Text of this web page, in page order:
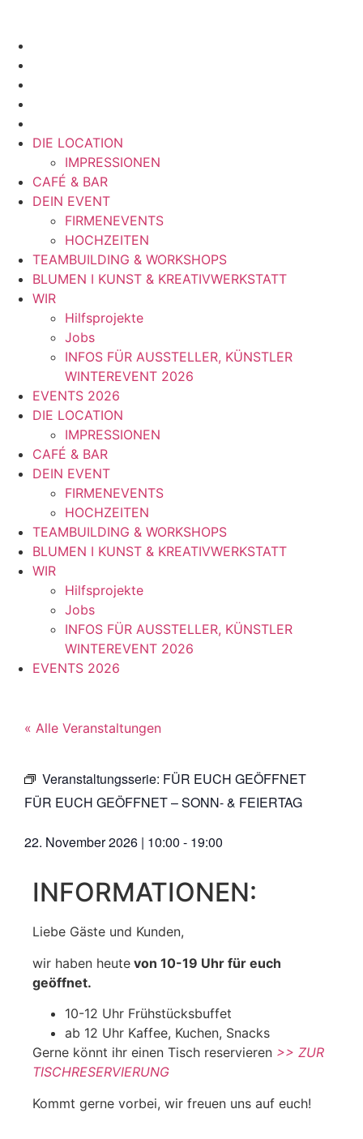
DIE LOCATION
IMPRESSIONEN
CAFÉ & BAR
DEIN EVENT
FIRMENEVENTS
HOCHZEITEN
TEAMBUILDING & WORKSHOPS
BLUMEN I KUNST & KREATIVWERKSTATT
WIR
Hilfsprojekte
Jobs
INFOS FÜR AUSSTELLER, KÜNSTLER
WINTEREVENT 2026
EVENTS 2026
DIE LOCATION
IMPRESSIONEN
CAFÉ & BAR
DEIN EVENT
FIRMENEVENTS
HOCHZEITEN
TEAMBUILDING & WORKSHOPS
BLUMEN I KUNST & KREATIVWERKSTATT
WIR
Hilfsprojekte
Jobs
INFOS FÜR AUSSTELLER, KÜNSTLER
WINTEREVENT 2026
EVENTS 2026
« Alle Veranstaltungen
Veranstaltungsserie: FÜR EUCH GEÖFFNET
FÜR EUCH GEÖFFNET – SONN- & FEIERTAG
22. November 2026 | 10:00 - 19:00
INFORMATIONEN:
Liebe Gäste und Kunden,
wir haben heute von 10-19 Uhr für euch
geöffnet.
10-12 Uhr Frühstücksbuffet
ab 12 Uhr Kaffee, Kuchen, Snacks
Gerne könnt ihr einen Tisch reservieren >> ZUR
TISCHRESERVIERUNG
Kommt gerne vorbei, wir freuen uns auf euch!